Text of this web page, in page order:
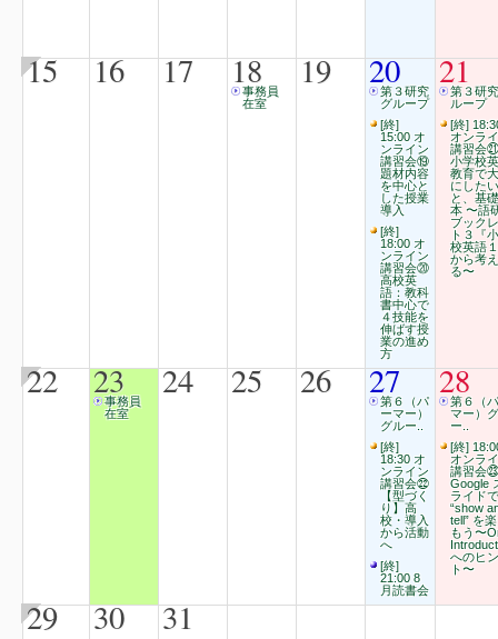
15 16 17 18
事務員
在室
19 20
第３研究
グループ
[終]
15:00 オ
ンライン
講習会⑲
題材内容
を中心と
した授業
導入
[終]
18:00 オ
ンライン
講習会⑳
高校英
語：教科
書中心で
４技能を
伸ばす授
業の進め
方
21
第３研
ループ
[終]
オンラ
講習会㉑
小学校
教育で
にした
と、基
本 〜語
ブック
ト３『
校英語
から考え
る〜
22 23
事務員
在室
24 25 26 27
第６（パ
ーマー）
グルー..
[終]
18:30 オ
ンライン
講習会㉒
【型づく
り】高
校・導入
から活動
へ
[終]
21:00 8
月読書会
28
第６（
マー）
ー..
[終]
オンラ
講習会㉓
Google
ライドで
“show
tell” を
もう〜
へのヒン
ト〜
29 30 31